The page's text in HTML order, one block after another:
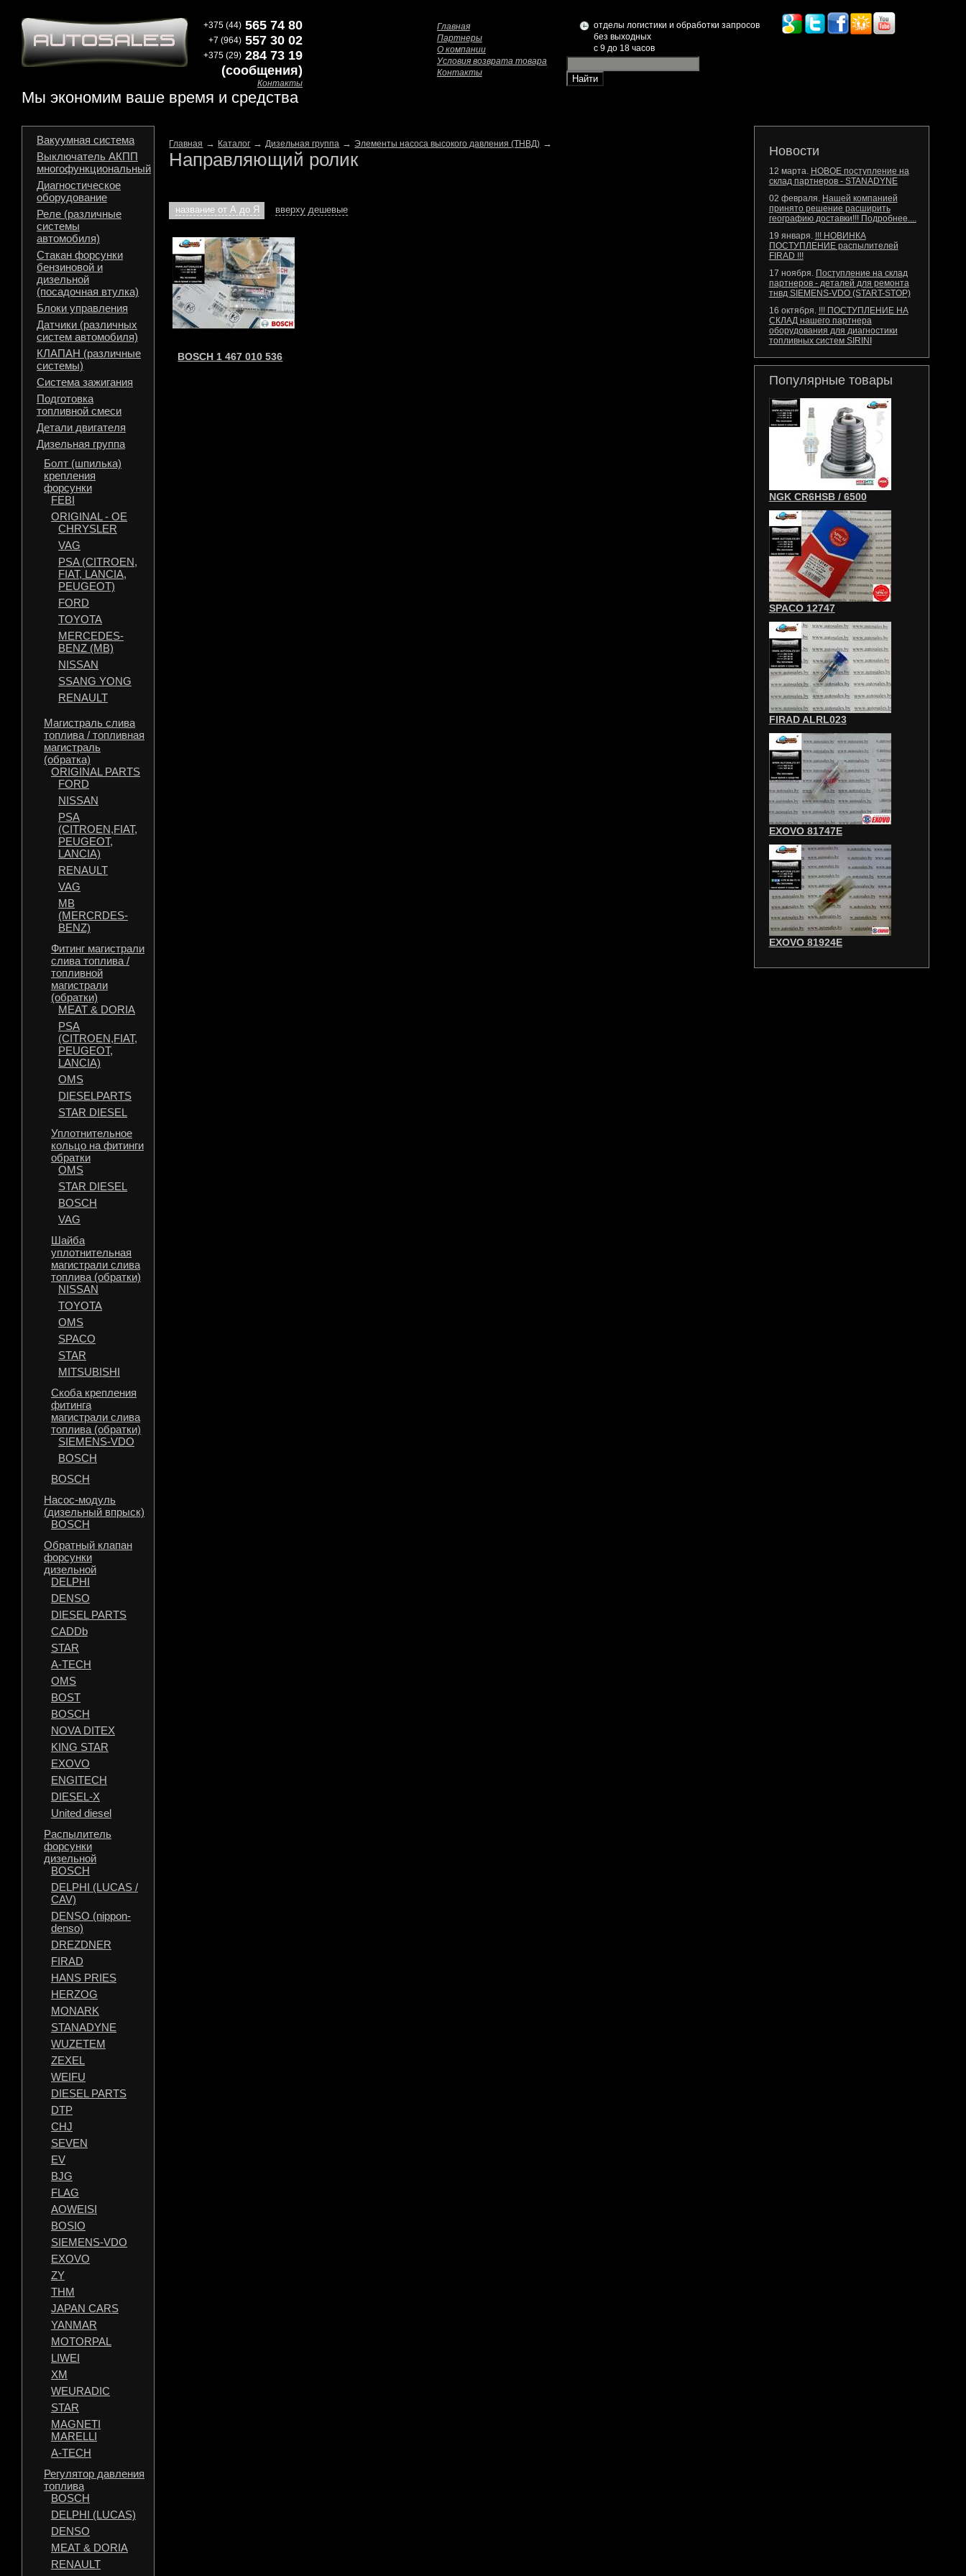
Мы экономим ваше время и средства
+375 (44) 565 74 80
+7 (964) 557 30 02
+375 (29) 284 73 19
(сообщения)
Контакты
Главная
Партнеры
О компании
Условия возврата товара
Контакты
отделы логистики и обработки запросов
без выходных
c 9 до 18 часов
Вакуумная система
Выключатель АКПП
многофункциональный
Диагностическое
оборудование
Реле (различные
системы
автомобиля)
Стакан форсунки
бензиновой и
дизельной
(посадочная втулка)
Блоки управления
Датчики (различных
систем автомобиля)
КЛАПАН (различные
системы)
Система зажигания
Подготовка
топливной смеси
Детали двигателя
Дизельная группа
Болт (шпилька)
крепления
форсунки
FEBI
ORIGINAL - OE
CHRYSLER
VAG
PSA (CITROEN,
FIAT, LANCIA,
PEUGEOT)
FORD
TOYOTA
MERCEDES-
BENZ (MB)
NISSAN
SSANG YONG
RENAULT
Магистраль слива
топлива / топливная
магистраль
(обратка)
ORIGINAL PARTS
FORD
NISSAN
PSA
(CITROEN,FIAT,
PEUGEOT,
LANCIA)
RENAULT
VAG
MB
(MERCRDES-
BENZ)
Фитинг магистрали
слива топлива /
топливной
магистрали
(обратки)
MEAT & DORIA
PSA
(CITROEN,FIAT,
PEUGEOT,
LANCIA)
OMS
DIESELPARTS
STAR DIESEL
Уплотнительное
кольцо на фитинги
обратки
OMS
STAR DIESEL
BOSCH
VAG
Шайба
уплотнительная
магистрали слива
топлива (обратки)
NISSAN
TOYOTA
OMS
SPACO
STAR
MITSUBISHI
Скоба крепления
фитинга
магистрали слива
топлива (обратки)
SIEMENS-VDO
BOSCH
BOSCH
Насос-модуль
(дизельный впрыск)
BOSCH
Обратный клапан
форсунки
дизельной
DELPHI
DENSO
DIESEL PARTS
CADDb
STAR
A-TECH
OMS
BOST
BOSCH
NOVA DITEX
KING STAR
EXOVO
ENGITECH
DIESEL-X
United diesel
Распылитель
форсунки
дизельной
BOSCH
DELPHI (LUCAS /
CAV)
DENSO (nippon-
denso)
DREZDNER
FIRAD
HANS PRIES
HERZOG
MONARK
STANADYNE
WUZETEM
ZEXEL
WEIFU
DIESEL PARTS
DTP
CHJ
SEVEN
EV
BJG
FLAG
AOWEISI
BOSIO
SIEMENS-VDO
EXOVO
ZY
THM
JAPAN CARS
YANMAR
MOTORPAL
LIWEI
XM
WEURADIC
STAR
MAGNETI
MARELLI
A-TECH
Регулятор давления
топлива
BOSCH
DELPHI (LUCAS)
DENSO
MEAT & DORIA
RENAULT
Главная → Каталог →Дизельная группа → Элементы насоса высокого давления (ТНВД) →
Направляющий ролик
название от А до Я вверху дешевые
BOSCH 1 467 010 536
Новости
12 марта. НОВОЕ поступление на
склад партнеров - STANADYNE
02 февраля. Нашей компанией
принято решение расширить
географию доставки!!! Подробнее....
19 января. !!! НОВИНКА
ПОСТУПЛЕНИЕ распылителей
FIRAD !!!
17 ноября. Поступление на склад
партнеров - деталей для ремонта
тнвд SIEMENS-VDO (START-STOP)
16 октября. !!! ПОСТУПЛЕНИЕ НА
СКЛАД нашего партнера
оборудования для диагностики
топливных систем SIRINI
Популярные товары
NGK CR6HSB / 6500
SPACO 12747
FIRAD ALRL023
EXOVO 81747E
EXOVO 81924E